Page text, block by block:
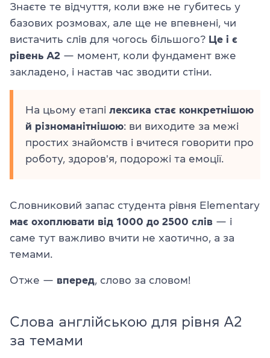
Знаєте те відчуття, коли вже не губитесь у
базових розмовах, але ще не впевнені, чи
вистачить слів для чогось більшого? Це і є
рівень А2 — момент, коли фундамент вже
закладено, і настав час зводити стіни.
На цьому етапі лексика стає конкретнішою
й різноманітнішою: ви виходите за межі
простих знайомств і вчитеся говорити про
роботу, здоров'я, подорожі та емоції.
Словниковий запас студента рівня Elementary
має охоплювати від 1000 до 2500 слів — і
саме тут важливо вчити не хаотично, а за
темами.
Отже — вперед , слово за словом!
Слова англійською для рівня A2
за темами